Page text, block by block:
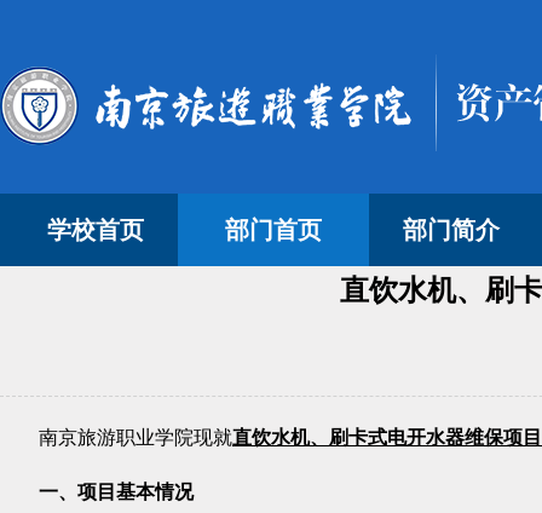
学校首页 部门首页 部门简介
直饮水机、刷
南京旅游职业学院现就直饮水机、刷卡式电开水器维保项目
一、项目基本情况